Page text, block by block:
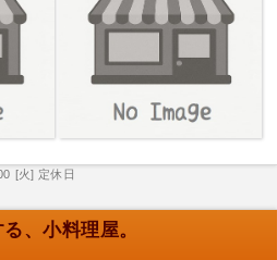
[火] 定休日
、小料理屋。